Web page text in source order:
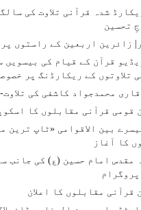
شدہ قرآنی تلاوت کی
تحسین
زائرین اربعین کے راستوں پر
قرآن کے قیام کی بیسویں
تلاوتوں کے ریکارڈنگ پر
محمدجواد کاشفی کی
قومی قرآنی مقابلوں کا
بین الاقوامی «ٹاپ ترین
کا آغاز
مقدس امام حسین (ع) کی جانب
قرآنی مقابلوں کا اعلان